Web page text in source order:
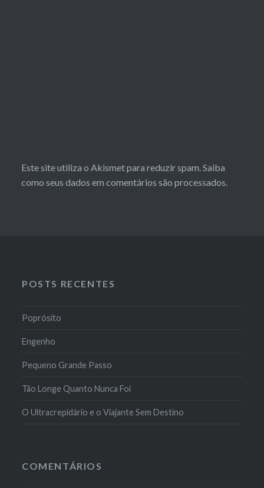
Este site utiliza o Akismet para reduzir spam.Saiba
como seus dados em comentários são processados.
POSTS RECENTES
Poprósito
Engenho
Pequeno Grande Passo
Tão Longe Quanto Nunca Foi
O Ultracrepidário e o Viajante Sem Destino
COMENTÁRIOS